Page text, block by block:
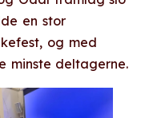
en stor
og med
minste deltagerne.